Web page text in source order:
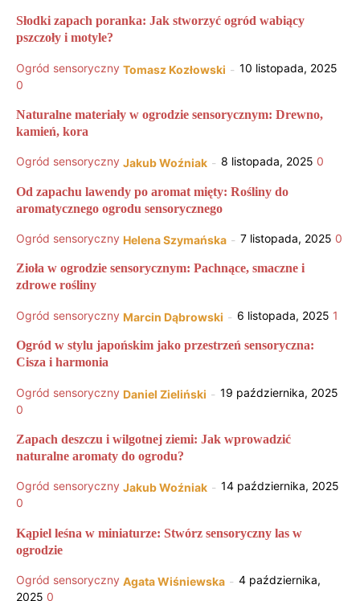
Słodki zapach poranka: Jak stworzyć ogród wabiący
pszczoły i motyle?
Ogród sensoryczny Tomasz Kozłowski - 10 listopada, 2025
0
Naturalne materiały w ogrodzie sensorycznym: Drewno,
kamień, kora
Ogród sensoryczny Jakub Woźniak - 8 listopada, 2025 0
Od zapachu lawendy po aromat mięty: Rośliny do
aromatycznego ogrodu sensorycznego
Ogród sensoryczny Helena Szymańska - 7 listopada, 2025 0
Zioła w ogrodzie sensorycznym: Pachnące, smaczne i
zdrowe rośliny
Ogród sensoryczny Marcin Dąbrowski - 6 listopada, 2025 1
Ogród w stylu japońskim jako przestrzeń sensoryczna:
Cisza i harmonia
Ogród sensoryczny Daniel Zieliński - 19 października, 2025
0
Zapach deszczu i wilgotnej ziemi: Jak wprowadzić
naturalne aromaty do ogrodu?
Ogród sensoryczny Jakub Woźniak - 14 października, 2025
0
Kąpiel leśna w miniaturze: Stwórz sensoryczny las w
ogrodzie
Ogród sensoryczny Agata Wiśniewska - 4 października,
2025 0